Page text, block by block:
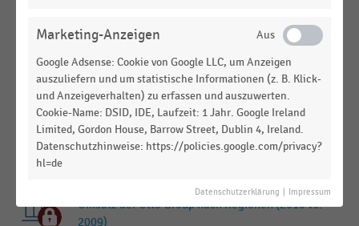
Top 5 der größten Online-Shops für Outdoor- und
Top 10 der größten Online-Shops für Outdoor- und
Sportbedarf in Deutschland nach Umsatz (2017)
DEUTSCHSPRACHIGER EINZELHANDEL |
Top 100 der Versandhändler in Deutschland nach
INTERNATIONALER HANDEL|STATISTIK
Umsatz der Otto Group nach Regionen (2010 vs.
2009)
Marketing-Anzeigen
Google Adsense: Cookie von Google LLC, um Anzeigen
auszuliefern und um statistische Informationen (z. B. Klick-
und Anzeigeverhalten) zu erfassen und auszuwerten.
Cookie-Name: DSID, IDE, Laufzeit: 1 Jahr. Google Ireland
Limited, Gordon House, Barrow Street, Dublin 4, Ireland.
Datenschutzhinweise: https://policies.google.com/privacy?
hl=de
Datenschutzerklärung Impressum